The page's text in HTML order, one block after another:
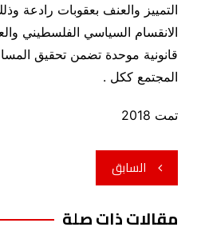
التمييز والعنف بعقوبات رادعة
الانقسام السياسي الفلسطيني
قانونية موحدة تضمن تحقيق
المجتمع ككل .
تمت 2018
تصفّح
المقالات
السابق
مقالات ذات صلة